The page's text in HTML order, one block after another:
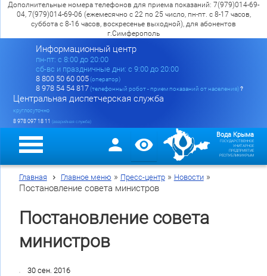
Дополнительные номера телефонов для приема показаний: 7(979)014-69-
04, 7(979)014-69-06 (ежемесячно с 22 по 25 число, пн-пт. с 8-17 часов,
суббота с 8-16 часов, воскресенье выходной), для абонентов
г.Симферополь
Информационный центр
пн-пт: c 8:00 до 20:00
сб-вс и праздничные дни: с 9:00 до 20:00
8 800 50 60 005(оператор)
8 978 54 54 817(телефонный робот - прием показаний от населения)?
Центральная диспетчерская служба
круглосуточно
8 978 097 18 11 (аварийная служба)
Вода Крыма
ГОСУДАРСТВЕННОЕ
УНИТАРНОЕ
ПРЕДПРИЯТИЕ
РЕСПУБЛИКИ КРЫМ
Главная Главное меню » Пресс-центр» Новости»
Постановление совета министров
Постановление совета
министров
30 сен. 2016